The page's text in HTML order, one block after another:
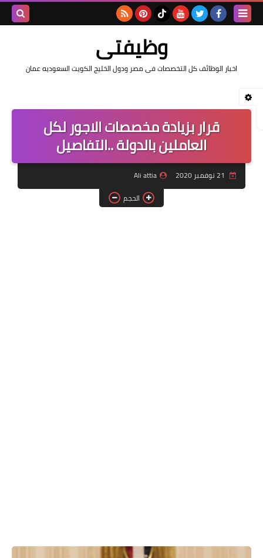
وظيفتى
اخبار الوظائف كل التخصصات فى مصر ودول الخليج الكويت السعوديه عمان
قرار بزيادة مخصصات الاجور لكل
العاملين بالدولة ..التفاصيل
Ali attia
الحجم